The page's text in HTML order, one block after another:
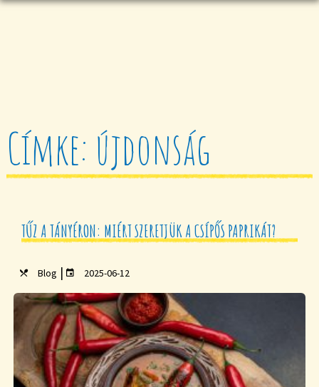
Címke: újdonság
TŰZ A TÁNYÉRON: MIÉRT SZERETJÜK A CSÍPŐS PAPRIKÁT?
Blog | 2025-06-12